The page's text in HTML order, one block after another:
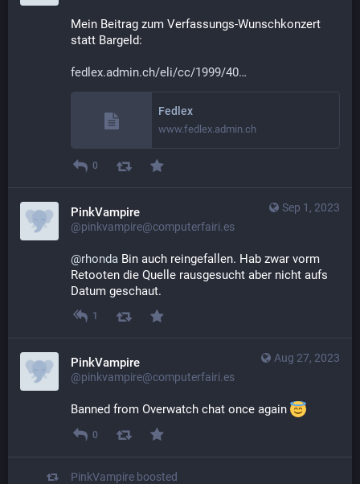
Mein Beitrag zum Verfassungs-Wunschkonzert
statt Bargeld:
fedlex.admin.ch/eli/cc/1999/40
Fedlex
www.fedlex.admin.ch
0
Sep 1, 2023
PinkVampire
@pinkvampire@computerfairi.es
@rhonda Bin auch reingefallen. Hab zwar vorm
Retooten die Quelle rausgesucht aber nicht aufs
Datum geschaut.
1
Aug 27, 2023
PinkVampire
@pinkvampire@computerfairi.es
Banned from Overwatch chat once again
0
PinkVampire boosted